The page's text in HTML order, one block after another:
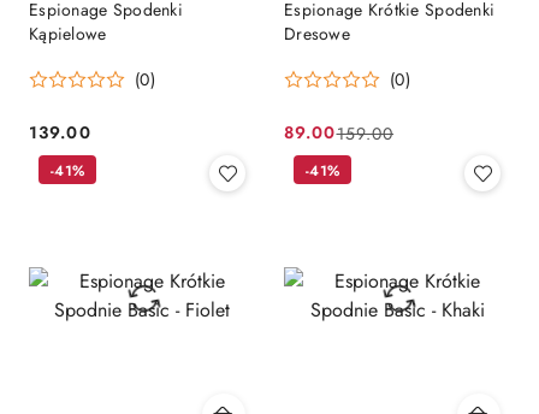
Espionage Spodenki
Kąpielowe
(0)
Cena:
139.00
Espionage Krótkie Spodenki
Dresowe
(0)
Cena
promocyjna:
89.00
Cena
przed
159.00
-41% -41%